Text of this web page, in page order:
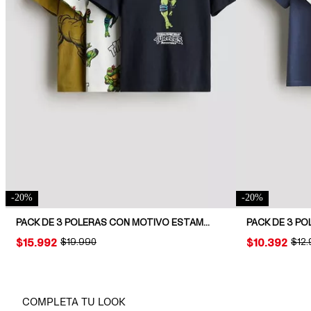
-20%
PACK DE 3 POLERAS CON MOTIVO ESTAMPADO
ORIGINAL PRICE:
$19.990
PRICE:
$15.992
-20%
PACK DE 3
PRICE:
$10.392
COMPLETA TU LOOK